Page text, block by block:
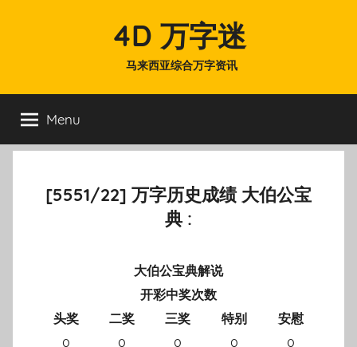
4D 万字迷
马来西亚综合万字资讯
Menu
[5551/22] 万字历史成绩 大伯公宝
典 :
大伯公宝典解说
开彩中奖次数
头奖
二奖 三奖 特别
安慰
0
0 0 0
0